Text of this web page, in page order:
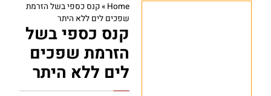
Home
»קנס כספי בשל הזרמת
שפכים לים ללא היתר
קנס כספי בשל
הזרמת שפכים
לים ללא היתר